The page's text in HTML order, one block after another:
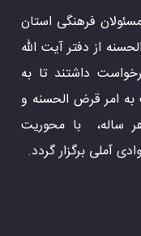
فرهنگی استان
از دفتر آیت الله
داشتند تا به
امر قرض الحسنه و
ساله، با محوریت
آملی برگزار گردد.